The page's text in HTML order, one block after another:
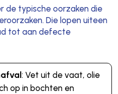
de typische oorzaken die
Die lopen uiteen
tot aan defecte
: Vet uit de vaat, olie
op in bochten en